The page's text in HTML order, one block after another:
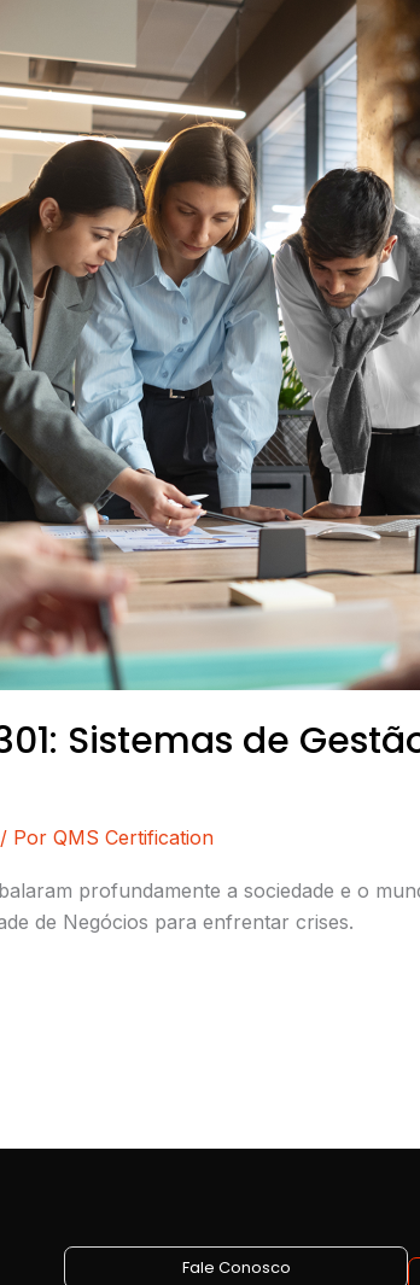
Sistemas de
/ Por QMS Certification
profundamente a sociedade e o
de Negócios para enfrentar crises.
Fale Conosco